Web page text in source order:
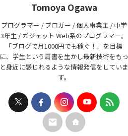
Tomoya Ogawa
プログラマー / ブロガー / 個人事業主 / 中学
3年生 / ガジェット Web系のプログラマー。
「ブログで月1000円でも稼ぐ！」を目標
に、学生という肩書を生かし最新技術をもっ
と身近に感じれるような情報発信をしていま
す。